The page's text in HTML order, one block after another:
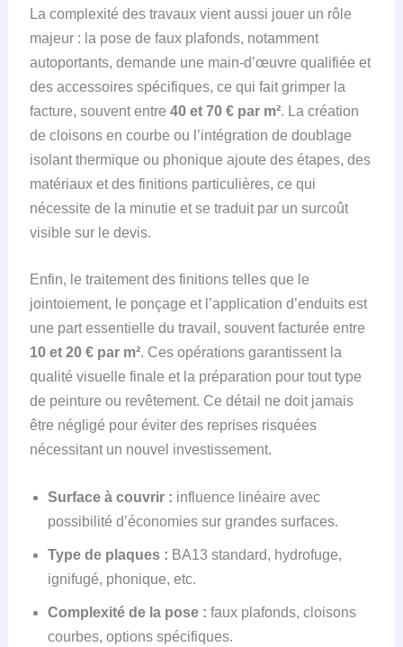
La complexité des travaux vient aussi jouer un rôle
majeur : la pose de faux plafonds, notamment
autoportants, demande une main-d’œuvre qualifiée et
des accessoires spécifiques, ce qui fait grimper la
facture, souvent entre 40 et 70 € par m². La création
de cloisons en courbe ou l’intégration de doublage
isolant thermique ou phonique ajoute des étapes, des
matériaux et des finitions particulières, ce qui
nécessite de la minutie et se traduit par un surcoût
visible sur le devis.
Enfin, le traitement des finitions telles que le
jointoiement, le ponçage et l’application d’enduits est
une part essentielle du travail, souvent facturée entre
10 et 20 € par m². Ces opérations garantissent la
qualité visuelle finale et la préparation pour tout type
de peinture ou revêtement. Ce détail ne doit jamais
être négligé pour éviter des reprises risquées
nécessitant un nouvel investissement.
Surface à couvrir : influence linéaire avec
possibilité d’économies sur grandes surfaces.
Type de plaques : BA13 standard, hydrofuge,
ignifugé, phonique, etc.
Complexité de la pose : faux plafonds, cloisons
courbes, options spécifiques.